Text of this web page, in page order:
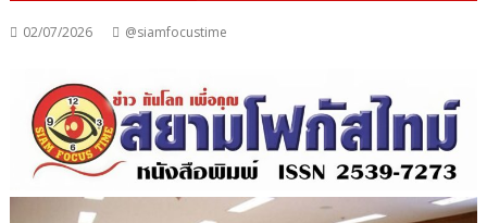
02/07/2026 @siamfocustime